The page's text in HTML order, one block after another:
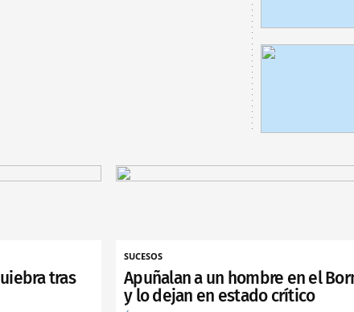
tras
SUCESOS
Apuñalan a un hombre en el
y lo dejan en estado crítico